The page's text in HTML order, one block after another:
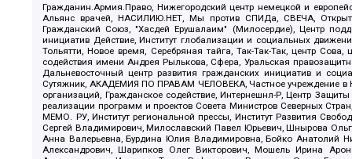
Гражданин.Армия.Право, Нижегородский центр немецкой и
Альянс врачей, НАСИЛИЮ.НЕТ, Мы против СПИДа, СВЕЧА, Открытый
Гражданский Союз, "Хасдей Ерушалаим" (Милосердие), Центр
инициатив Действие, Институт глобализации и социальных
Тольятти, Новое время, Серебряная тайга, Так-Так-Так, центр
содействия имени Андрея Рылькова, Сфера, Уральская
Дальневосточный центр развития гражданских инициатив и
Сутяжник, АКАДЕМИЯ ПО ПРАВАМ ЧЕЛОВЕКА, Частное учреждение в
организаций, Гражданское содействие, Интернешнл-Р, Центр
реализации программ и проектов Совета Министров Северных
МЕМО. РУ, Институт региональной прессы, Институт Развития
Сергей Владимирович, Милославский Павел Юрьевич, Шнырова
Анна Валерьевна, Бурдина Юлия Владимировна, Бойко Анатолий
Александрович, Шарипков Олег Викторович, Мошель Ирина